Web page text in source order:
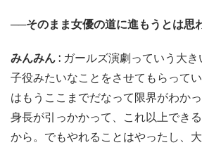
──そのまま女優の道に進もうとは思
みんみん : ガールズ演劇っていう大
子役みたいなことをさせてもらって
はもうここまでだなって限界がわか
身長が引っかかって、これ以上でき
から。でもやれることはやったし、